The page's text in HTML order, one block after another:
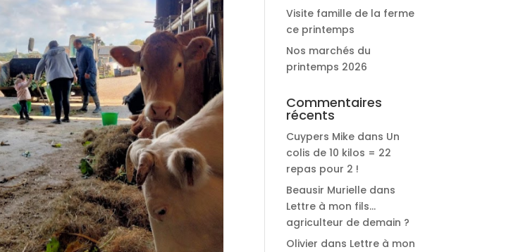
Visite famille de la ferme
ce printemps
Nos marchés du
printemps 2026
Commentaires
récents
Cuypers Mike dans Un
colis de 10 kilos = 22
repas pour 2 !
Beausir Murielle dans
Lettre à mon fils…
agriculteur de demain ?
Olivier dans Lettre à mon